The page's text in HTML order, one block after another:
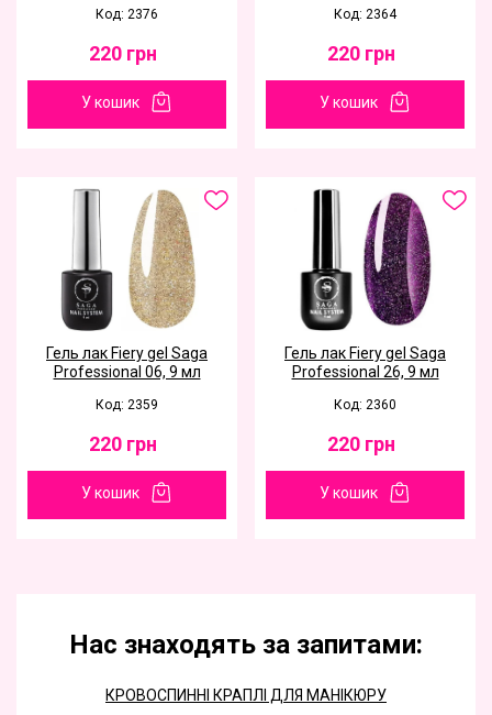
Код: 2376
220 грн
У кошик
Код: 2364
220 грн
У кошик
Гель лак Fiery gel Saga
Professional 06, 9 мл
Код: 2359
220 грн
У кошик
Гель лак Fiery gel Saga
Professional 26, 9 мл
Код: 2360
220 грн
У кошик
Нас знаходять за запитами:
КРОВОСПИННІ КРАПЛІ ДЛЯ МАНІКЮРУ